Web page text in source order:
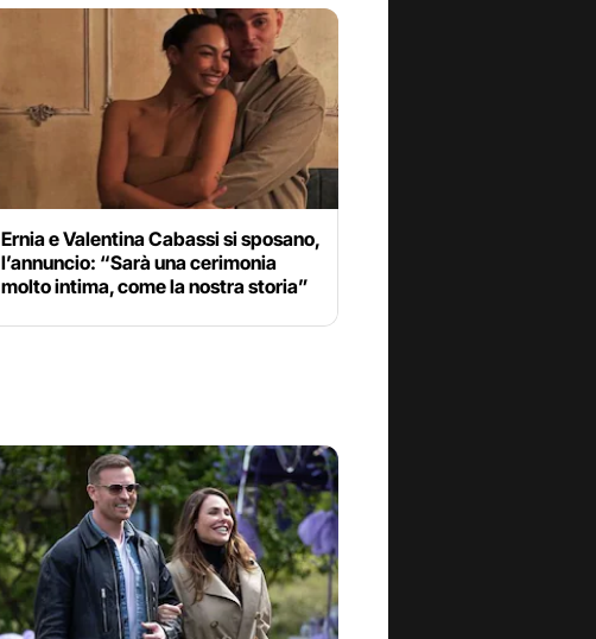
Ernia e Valentina Cabassi si sposano,
l’annuncio: “Sarà una cerimonia
molto intima, come la nostra storia”